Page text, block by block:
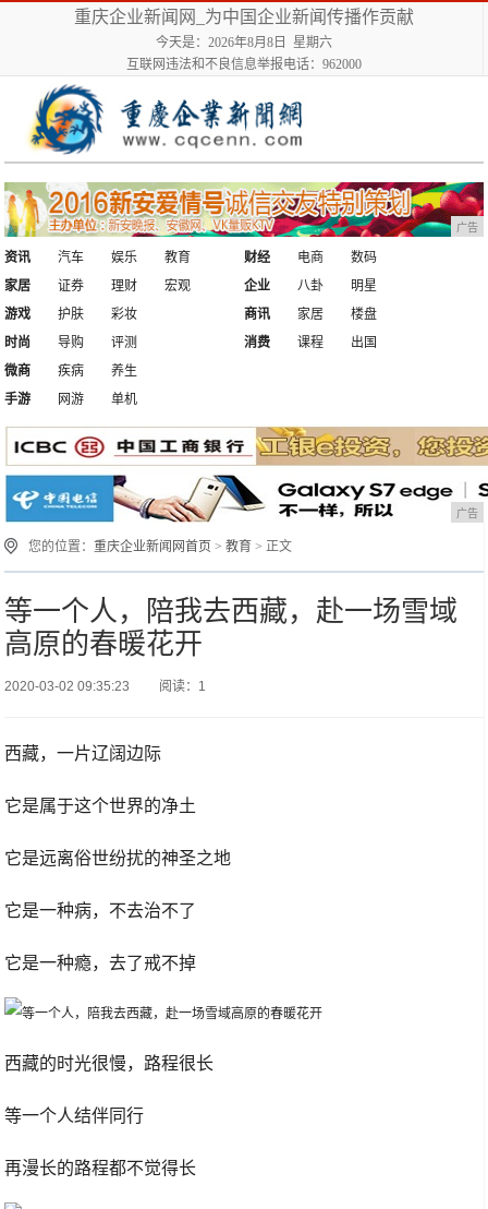
重庆企业新闻网_为中国企业新闻传播作贡献
今天是：2026年8月8日 星期六
互联网违法和不良信息举报电话：962000
广告
资讯 汽车 娱乐
教育
家居
证券 理财 宏观
财经 电商
数码
企业
八卦
明星
游戏
护肤
彩妆
时尚
导购 评测
商讯 家居
楼盘
消费
课程
出国
微商
疾病
养生
手游
网游 单机
广告
您的位置：重庆企业新闻网首页 >教育 > 正文
等一个人，陪我去西藏，赴一场雪域
高原的春暖花开
2020-03-02 09:35:23 阅读：1
西藏，一片辽阔边际
它是属于这个世界的净土
它是远离俗世纷扰的神圣之地
它是一种病，不去治不了
它是一种瘾，去了戒不掉
西藏的时光很慢，路程很长
等一个人结伴同行
再漫长的路程都不觉得长